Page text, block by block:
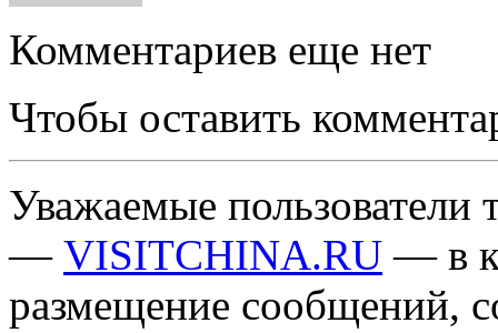
Комментариев еще нет
Чтобы оставить
Уважаемые пользователи
— VISITCHINA.RU — в
размещение сообщений,